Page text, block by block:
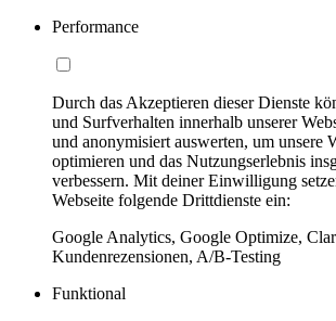
Performance
Durch das Akzeptieren dieser Dienste
und Surfverhalten innerhalb unserer
und anonymisiert auswerten, um unsere
optimieren und das Nutzungserlebnis
verbessern. Mit deiner Einwilligung
Webseite folgende Drittdienste ein:
Google Analytics, Google Optimize,
Kundenrezensionen, A/B-Testing
Funktional